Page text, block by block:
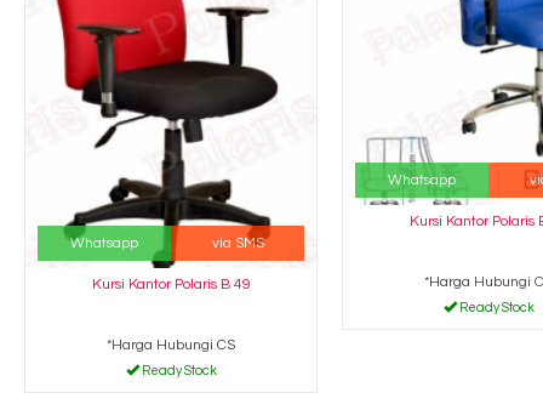
Whatsapp via SMS
Kursi Kantor Polaris B 49
*Harga Hubungi CS
Ready Stock
Whatsapp
Kursi Kantor Polaris
*Harga Hubungi
Ready Stock